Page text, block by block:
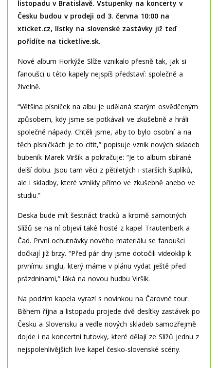
listopadu v Bratislavě. Vstupenky na koncerty v
Česku budou v prodeji od 3. června 10:00 na
xticket.cz, lístky na slovenské zastávky již teď
pořídíte na ticketlive.sk.
Nové album Horkýže Slíže vznikalo přesně tak, jak si
fanoušci u této kapely nejspíš představí: společně a
živelně.
“Většina písniček na albu je udělaná starým osvědčeným
způsobem, kdy jsme se potkávali ve zkušebně a hráli
společně nápady. Chtěli jsme, aby to bylo osobní a na
těch písničkách je to cítit,” popisuje vznik nových skladeb
bubeník Marek Viršík a pokračuje: “Je to album sbírané
delší dobu. Jsou tam věci z pětiletých i starších šuplíků,
ale i skladby, které vznikly přímo ve zkušebně anebo ve
studiu.”
Deska bude mít šestnáct tracků a kromě samotných
Slížů se na ní objeví také hosté z kapel Trautenberk a
Čad. První ochutnávky nového materiálu se fanoušci
dočkají již brzy. “Před pár dny jsme dotočili videoklip k
prvnímu singlu, který máme v plánu vydat ještě před
prázdninami,” láká na novou hudbu Viršík.
Na podzim kapela vyrazí s novinkou na Čarovné tour.
Během října a listopadu projede dvě desítky zastávek po
Česku a Slovensku a vedle nových skladeb samozřejmě
dojde i na koncertní tutovky, které dělají ze Slížů jednu z
nejspolehlivějších live kapel česko-slovenské scény.